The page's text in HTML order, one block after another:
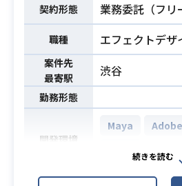
契約形態 業務委託（フリ
職種 エフェクトデザ
案件先
最寄駅
渋谷
勤務形態
開発環境
Maya
Unity